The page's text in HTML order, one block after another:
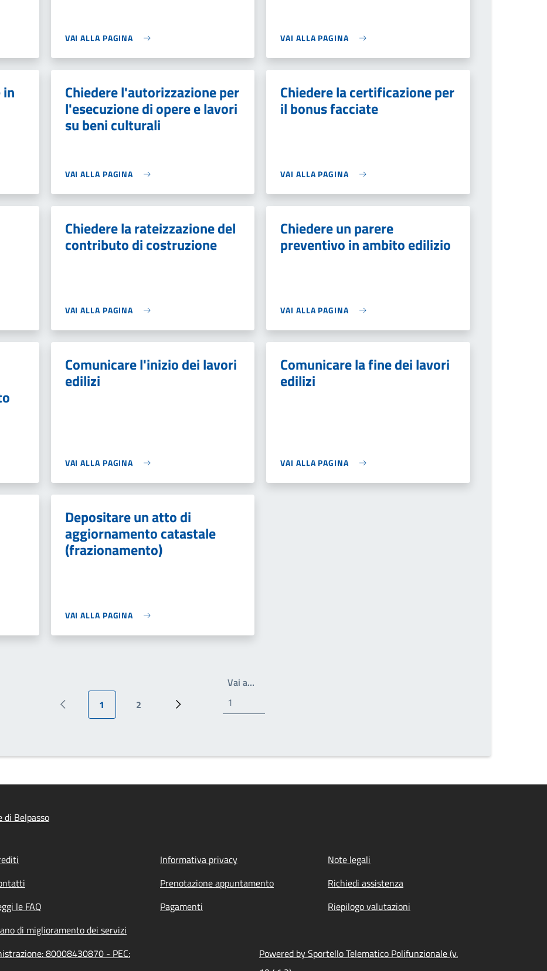
VAI ALLA PAGINA VAI ALLA PAGINA
Chiedere l'autorizzazione per
l'esecuzione di opere e lavori
su beni culturali
VAI ALLA PAGINA
Chiedere la certificazione per
il bonus facciate
VAI ALLA PAGINA
Chiedere la rateizzazione del
contributo di costruzione
VAI ALLA PAGINA
Chiedere un parere
preventivo in ambito edilizio
VAI ALLA PAGINA
Comunicare l'inizio dei lavori
edilizi
VAI ALLA PAGINA
Comunicare la fine dei lavori
edilizi
VAI ALLA PAGINA
Depositare un atto di
aggiornamento catastale
(frazionamento)
VAI ALLA PAGINA
Pagina precedente
Pagina attuale
1
Pagina
2
Prossima pagina
Vai a…Write the page number you want to go to
di Belpasso
Informativa privacy
Note legali
Prenotazione appuntamento
Richiedi assistenza
le FAQ Pagamenti
Riepilogo valutazioni
di miglioramento dei servizi
80008430870 - PEC:
Powered by Sportello Telematico Polifunzionale (v.